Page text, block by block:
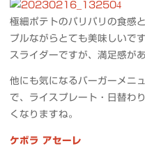
極細ポテトのパリパリの食感
プルながらとても美味しいです
スライダーですが、満足感が
他にも気になるバーガーメニ
で、ライスプレート・日替わ
くなりますね。
ケボラ アセーレ